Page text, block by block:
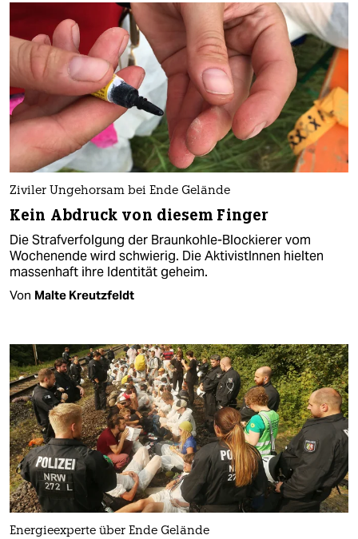
Ziviler Ungehorsam bei Ende Gelände
Kein Abdruck von diesem Finger
Die Strafverfolgung der Braunkohle-Blockierer vom
Wochenende wird schwierig. Die AktivistInnen hielten
massenhaft ihre Identität geheim.
Von Malte Kreutzfeldt
Energieexperte über Ende Gelände